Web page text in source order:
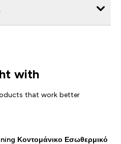
with
that work better
Κοντομάνικο Εσωθερμικό